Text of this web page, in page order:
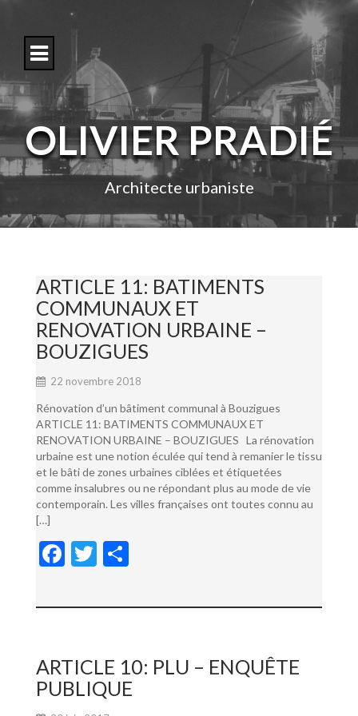
o
c
n
e
OLIVIER PRADIÉ
Architecte urbaniste
ARTICLE 11: BATIMENTS
COMMUNAUX ET
RENOVATION URBAINE –
BOUZIGUES
22 novembre 2018
Rénovation d’un bâtiment communal à Bouzigues
ARTICLE 11: BATIMENTS COMMUNAUX ET
RENOVATION URBAINE – BOUZIGUES La rénovation
urbaine est une notion éculée qui tend à remanier le tissu
et le bâti de zones urbaines ciblées et étiquetées
comme insalubres ou ne répondant plus au mode de vie
contemporain. Les villes françaises ont toutes connu au
[…]
F
e
o
o
k
T
itt ta
er
ARTICLE 10: PLU – ENQUÊTE
PUBLIQUE